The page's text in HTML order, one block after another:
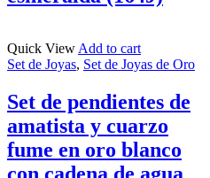
Quick ViewAdd to cart
Set de Joyas, Set de Joyas de Oro
Set de pendientes de
amatista y cuarzo
fume en oro blanco